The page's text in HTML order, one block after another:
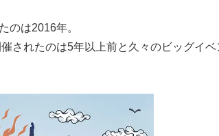
のは2016年。
されたのは5年以上前と久々のビッグイベ